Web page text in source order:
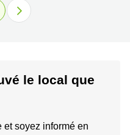
le local que
et soyez informé en